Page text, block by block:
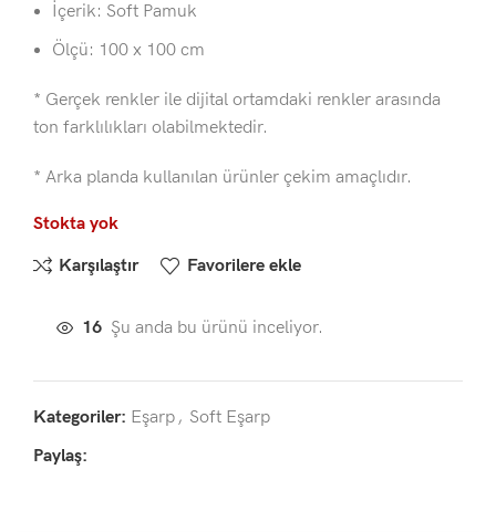
İçerik: Soft Pamuk
Ölçü: 100 x 100 cm
* Gerçek renkler ile dijital ortamdaki renkler arasında
ton farklılıkları olabilmektedir.
* Arka planda kullanılan ürünler çekim amaçlıdır.
Stokta yok
Karşılaştır
Favorilere ekle
16 Şu anda bu ürünü inceliyor.
Kategoriler: Eşarp, Soft Eşarp
Paylaş: